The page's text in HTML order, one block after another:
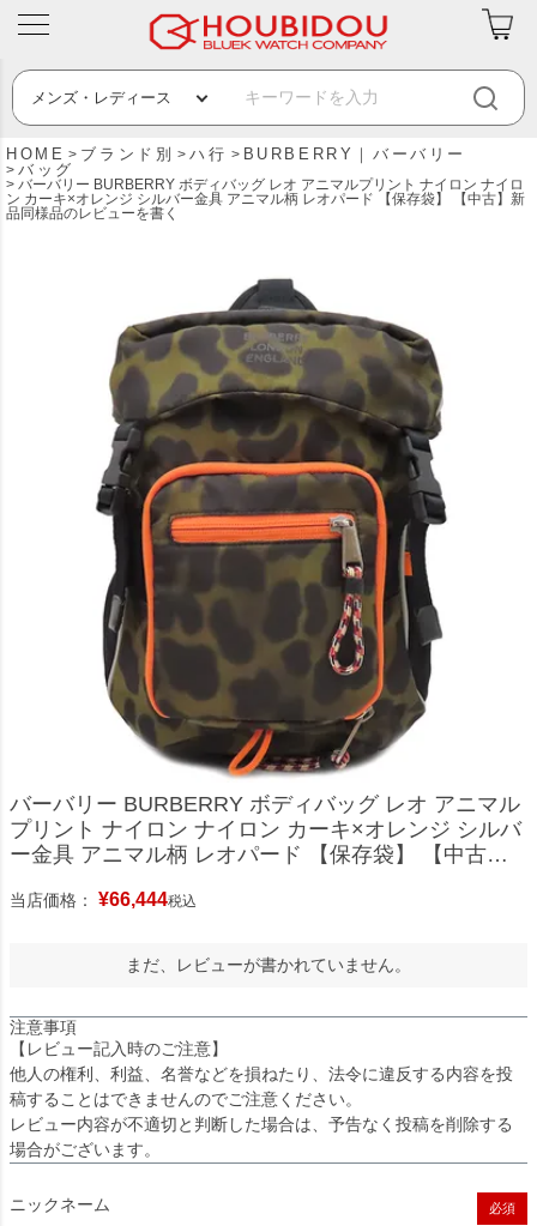
HOME ブランド別 ハ行
BURBERRY｜バーバリー
バッグ
バーバリー BURBERRY ボディバッグ レオ アニマルプリント ナイロン ナイロ
ン カーキ×オレンジ シルバー金具 アニマル柄 レオパード 【保存袋】 【中古】新
品同様品のレビューを書く
バーバリー BURBERRY ボディバッグ レオ アニマル
プリント ナイロン ナイロン カーキ×オレンジ シルバ
ー金具 アニマル柄 レオパード 【保存袋】 【中古】
当店価格： ¥66,444税込
まだ、レビューが書かれていません。
注意事項
【レビュー記入時のご注意】
他人の権利、利益、名誉などを損ねたり、法令に違反する内容を投
稿することはできませんのでご注意ください。
レビュー内容が不適切と判断した場合は、予告なく投稿を削除する
場合がございます。
ニックネーム